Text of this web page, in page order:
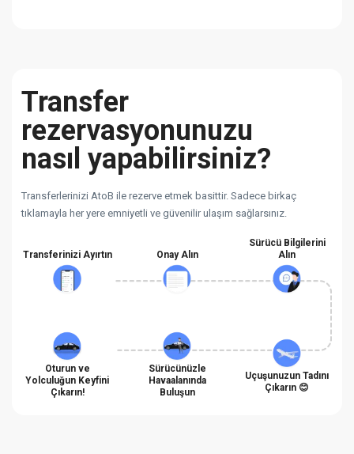
Transfer
rezervasyonunuzu
nasıl yapabilirsiniz?
Transferlerinizi AtoB ile rezerve etmek basittir. Sadece birkaç
tıklamayla her yere emniyetli ve güvenilir ulaşım sağlarsınız.
Transferinizi Ayırtın Onay Alın
Sürücü Bilgilerini
Alın
Oturun ve
Yolculuğun Keyfini
Çıkarın!
Sürücünüzle
Havaalanında
Buluşun
Uçuşunuzun Tadını
Çıkarın 😊